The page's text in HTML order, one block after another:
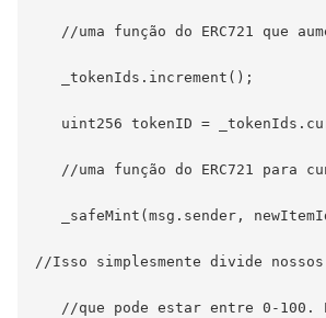
//uma função do ERC721 que
   _tokenIds.increment();
uint256 tokenID =
//uma função do ERC721 para
_safeMint(msg.sender,
//Isso simplesmente divide
//que pode estar entre 0-100.